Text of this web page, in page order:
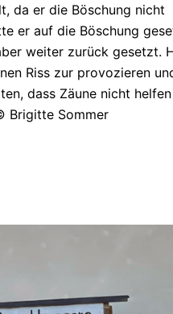
da er die Böschung nicht
er auf die Böschung
weiter zurück gesetzt.
Riss zur provozieren
dass Zäune nicht helfen
Brigitte Sommer